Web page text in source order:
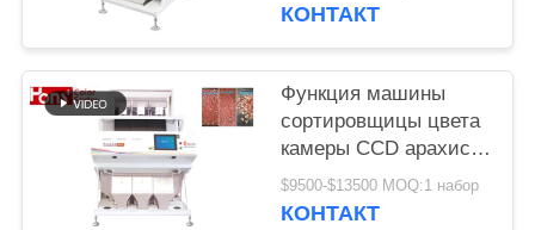
КОНТАКТ
Функция машины
сортировщицы цвета
камеры CCD арахиса
3 парашютов
множественная
$9500-$13500 MOQ:1 набор
КОНТАКТ